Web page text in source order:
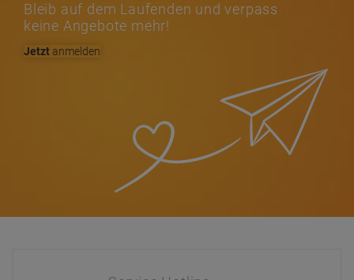
Bleib auf dem Laufenden und verpass
keine Angebote mehr!
Jetztanmelden